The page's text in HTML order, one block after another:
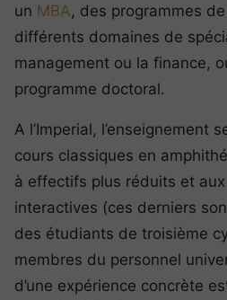
un MBA, des programmes
différents domaines de
management ou la finance,
programme doctoral.
A l’Imperial, l’enseignement
cours classiques en
à effectifs plus réduits et
interactives (ces derniers
des étudiants de troisième
membres du personnel
d’une expérience concrète